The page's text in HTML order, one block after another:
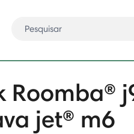
Roomba®
jet® m6